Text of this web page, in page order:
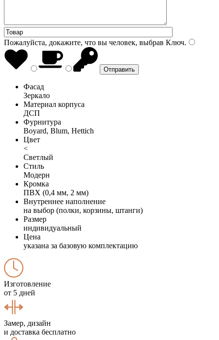
Пожалуйста, докажите, что вы человек, выбрав Ключ.
Фасад
Зеркало
Материал корпуса
ДСП
Фурнитура
Boyard, Blum, Hettich
Цвет
<
Светлый
Стиль
Модерн
Кромка
ПВХ (0,4 мм, 2 мм)
Внутреннее наполнение
на выбор (полки, корзины, штанги)
Размер
индивидуальный
Цена
указана за базовую комплектацию
Изготовление
от 5 дней
Замер, дизайн
и доставка бесплатно